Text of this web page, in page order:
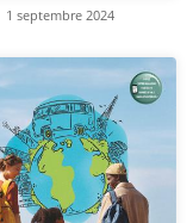
1 septembre 2024